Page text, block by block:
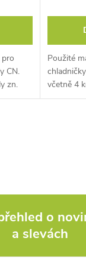
CN.
zn.
Použité
včetně 4
šroubky.
o
a slevách